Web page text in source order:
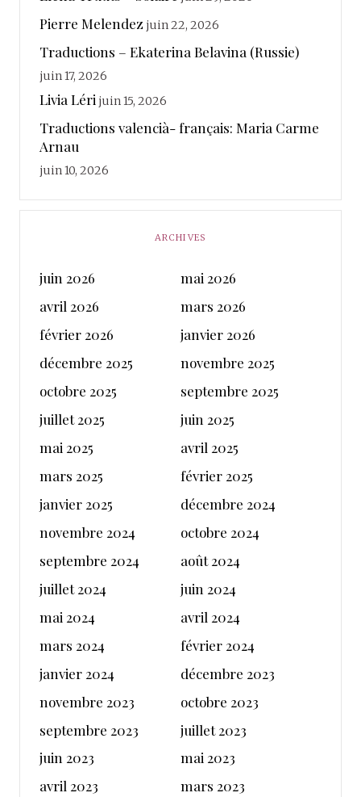
Pierre Melendez juin 22, 2026
Traductions – Ekaterina Belavina (Russie)
juin 17, 2026
Livia Léri juin 15, 2026
Traductions valencià- français: Maria Carme
Arnau
juin 10, 2026
ARCHIVES
juin 2026
mai 2026
avril 2026
mars 2026
février 2026
janvier 2026
décembre 2025
novembre 2025
octobre 2025
septembre 2025
juillet 2025
juin 2025
mai 2025
avril 2025
mars 2025
février 2025
janvier 2025
décembre 2024
novembre 2024
octobre 2024
septembre 2024
août 2024
juillet 2024
juin 2024
mai 2024
avril 2024
mars 2024
février 2024
janvier 2024
décembre 2023
novembre 2023
octobre 2023
septembre 2023
juillet 2023
juin 2023
mai 2023
avril 2023
mars 2023